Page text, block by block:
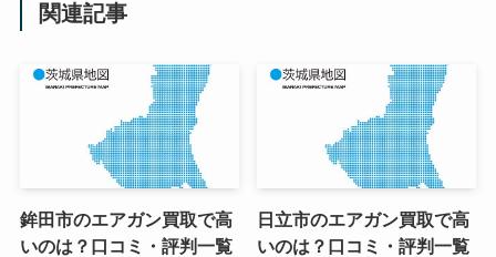
関連記事
鉾田市のエアガン買取で高
いのは？口コミ・評判一覧
日立市のエアガン買取で高
いのは？口コミ・評判一覧